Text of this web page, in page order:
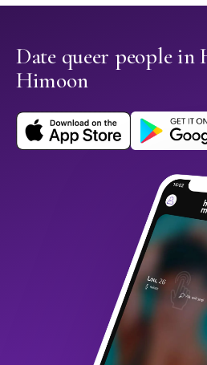
Date queer people in
Himoon